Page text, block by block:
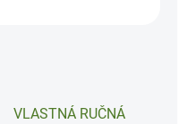
VLASTNÁ RUČNÁ